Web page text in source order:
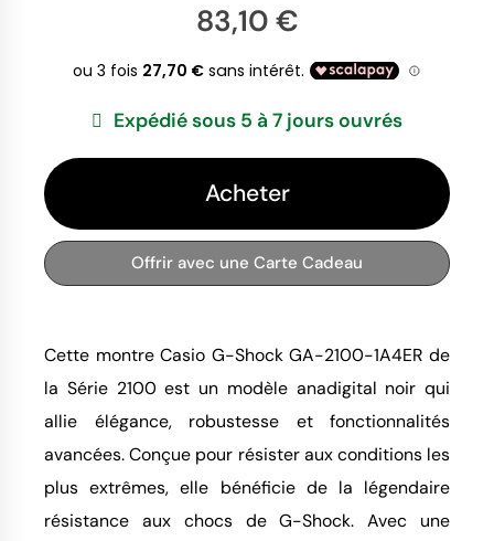
83,10 €
Expédié sous 5 à 7 jours ouvrés
Acheter
Offrir avec une Carte Cadeau
Cette montre Casio G-Shock GA-2100-1A4ER de
la Série 2100 est un modèle anadigital noir qui
allie élégance, robustesse et fonctionnalités
avancées. Conçue pour résister aux conditions les
plus extrêmes, elle bénéficie de la légendaire
résistance aux chocs de G-Shock. Avec une